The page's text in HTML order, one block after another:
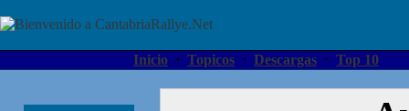
Inicio · Topicos · Descargas · Top 10